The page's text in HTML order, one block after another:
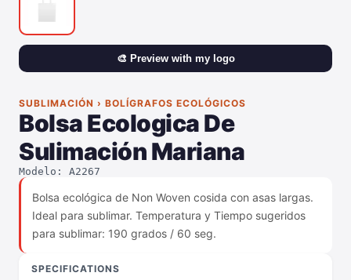
🎨 Preview with my logo
SUBLIMACIÓN › BOLÍGRAFOS ECOLÓGICOS
Bolsa Ecologica De
Sulimación Mariana
Modelo: A2267
Bolsa ecológica de Non Woven cosida con asas largas.
Ideal para sublimar. Temperatura y Tiempo sugeridos
para sublimar: 190 grados / 60 seg.
SPECIFICATIONS